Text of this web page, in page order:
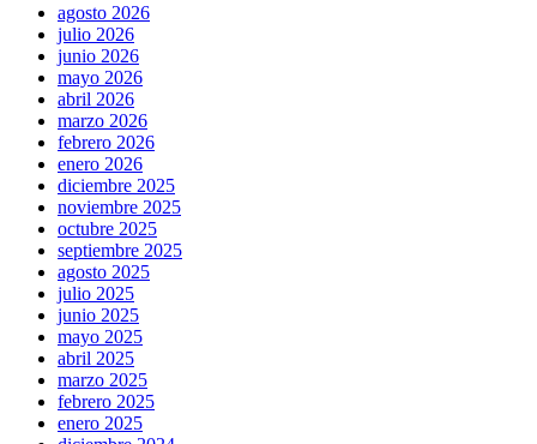
agosto 2026
julio 2026
junio 2026
mayo 2026
abril 2026
marzo 2026
febrero 2026
enero 2026
diciembre 2025
noviembre 2025
octubre 2025
septiembre 2025
agosto 2025
julio 2025
junio 2025
mayo 2025
abril 2025
marzo 2025
febrero 2025
enero 2025